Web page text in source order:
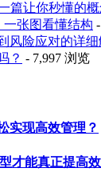
篇让你秒懂的
一张图看懂结构
风险应对的详
？ - 7,997 浏览
实现高效管理？
才能真正提高